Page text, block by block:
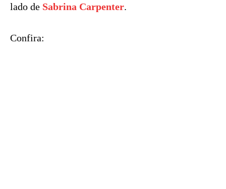
lado de Sabrina Carpenter.
Confira: